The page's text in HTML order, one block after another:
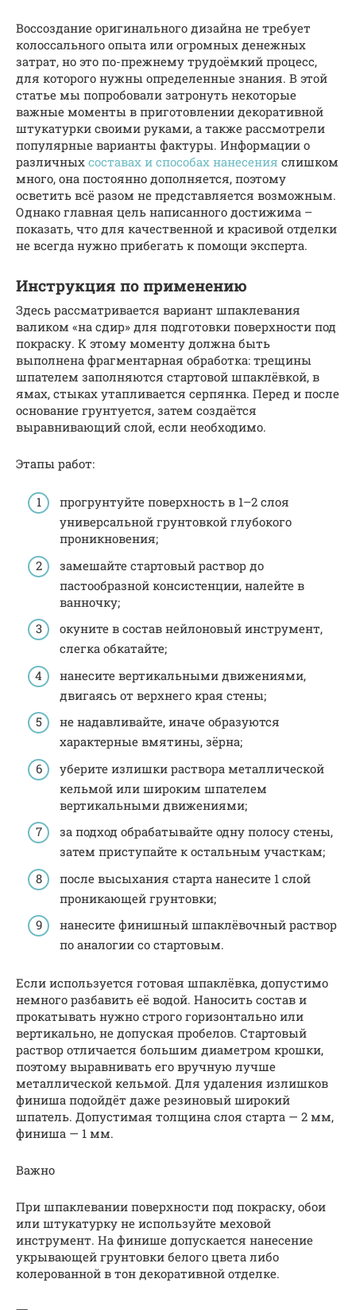
Воссоздание оригинального дизайна не требует
колоссального опыта или огромных денежных
затрат, но это по-прежнему трудоёмкий процесс,
для которого нужны определенные знания. В этой
статье мы попробовали затронуть некоторые
важные моменты в приготовлении декоративной
штукатурки своими руками, а также рассмотрели
популярные варианты фактуры. Информации о
различных составах и способах нанесения слишком
много, она постоянно дополняется, поэтому
осветить всё разом не представляется возможным.
Однако главная цель написанного достижима –
показать, что для качественной и красивой отделки
не всегда нужно прибегать к помощи эксперта.
Инструкция по применению
Здесь рассматривается вариант шпаклевания
валиком «на сдир» для подготовки поверхности под
покраску. К этому моменту должна быть
выполнена фрагментарная обработка: трещины
шпателем заполняются стартовой шпаклёвкой, в
ямах, стыках утапливается серпянка. Перед и после
основание грунтуется, затем создаётся
выравнивающий слой, если необходимо.
Этапы работ:
прогрунтуйте поверхность в 1–2 слоя
универсальной грунтовкой глубокого
проникновения;
замешайте стартовый раствор до
пастообразной консистенции, налейте в
ванночку;
окуните в состав нейлоновый инструмент,
слегка обкатайте;
нанесите вертикальными движениями,
двигаясь от верхнего края стены;
не надавливайте, иначе образуются
характерные вмятины, зёрна;
уберите излишки раствора металлической
кельмой или широким шпателем
вертикальными движениями;
за подход обрабатывайте одну полосу стены,
затем приступайте к остальным участкам;
после высыхания старта нанесите 1 слой
проникающей грунтовки;
нанесите финишный шпаклёвочный раствор
по аналогии со стартовым.
Если используется готовая шпаклёвка, допустимо
немного разбавить её водой. Наносить состав и
прокатывать нужно строго горизонтально или
вертикально, не допуская пробелов. Стартовый
раствор отличается большим диаметром крошки,
поэтому выравнивать его вручную лучше
металлической кельмой. Для удаления излишков
финиша подойдёт даже резиновый широкий
шпатель. Допустимая толщина слоя старта — 2 мм,
финиша — 1 мм.
Важно
При шпаклевании поверхности под покраску, обои
или штукатурку не используйте меховой
инструмент. На финише допускается нанесение
укрывающей грунтовки белого цвета либо
колерованной в тон декоративной отделке.